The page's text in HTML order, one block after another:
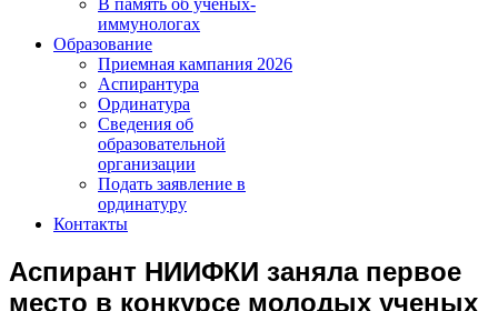
В память об ученых-
иммунологах
Образование
Приемная кампания 2026
Аспирантура
Ординатура
Сведения об
образовательной
организации
Подать заявление в
ординатуру
Контакты
Аспирант НИИФКИ заняла первое
место в конкурсе молодых ученых